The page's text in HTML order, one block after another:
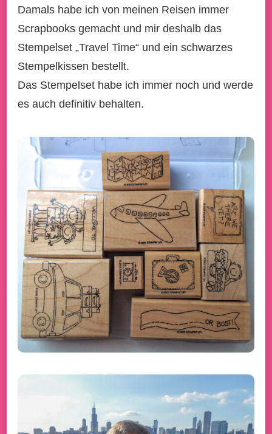
Damals habe ich von meinen Reisen immer
Scrapbooks gemacht und mir deshalb das
Stempelset „Travel Time“ und ein schwarzes
Stempelkissen bestellt.
Das Stempelset habe ich immer noch und werde
es auch definitiv behalten.